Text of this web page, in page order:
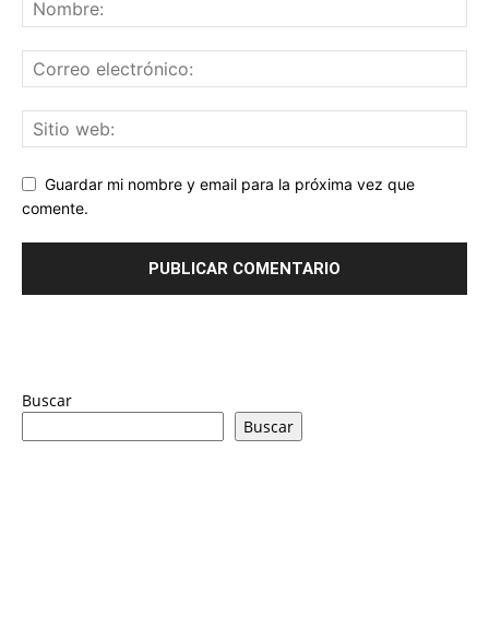
Guardar mi nombre y email para la próxima vez que
comente.
Buscar
Buscar